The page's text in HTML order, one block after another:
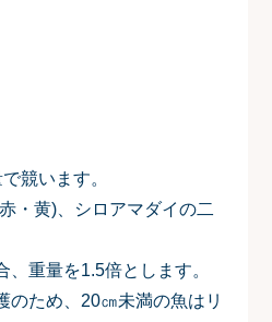
競います。
・黄)、シロアマダイの二
、重量を1.5倍とします。
ため、20㎝未満の魚はリ